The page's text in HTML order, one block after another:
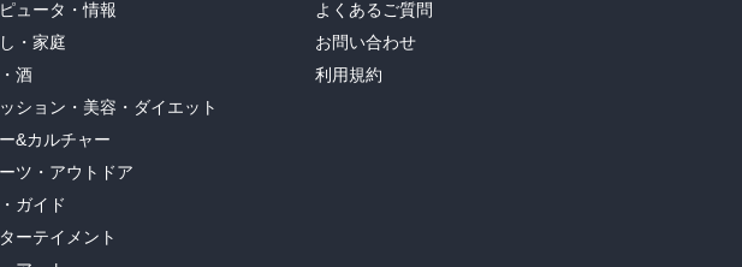
ュータ・情報
・家庭
酒
ション・美容・ダイエット
&カルチャー
ツ・アウトドア
ガイド
ーテイメント
よくあるご質問
お問い合わせ
利用規約